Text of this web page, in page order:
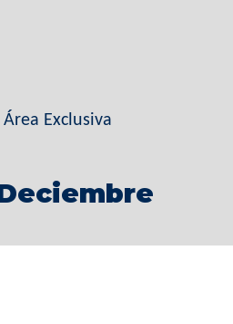
Área Exclusiva